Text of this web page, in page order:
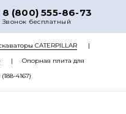
8 (800) 555-86-73
Звонок бесплатный
CATERPILLAR
Опорная плита для
4167)